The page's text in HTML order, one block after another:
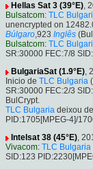
Hellas Sat 3 (39°E),
Bulsatcom: TLC
unencrypted on
Búlgaro,923 Inglês
Bulsatcom: TLC
SR:30000 FEC:7/8
BulgariaSat (1.9°E),
Inicio de TLC Bulgaria
SR:30000 FEC:2/3
BulCrypt.
TLC Bulgaria deixou
PID:1705[MPEG-4]/
Intelsat 38 (45°E),
Vivacom: TLC Bulgaria
SID:123